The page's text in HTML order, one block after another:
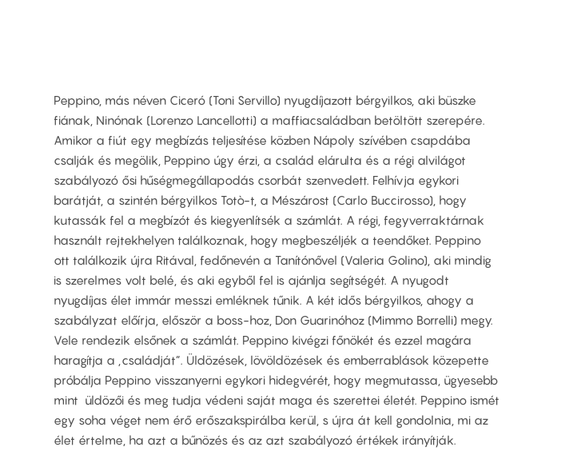
Peppino, más néven Ciceró (Toni Servillo) nyugdíjazott bérgyilkos, aki büszke
fiának, Ninónak (Lorenzo Lancellotti) a maffiacsaládban betöltött szerepére.
Amikor a fiút egy megbízás teljesítése közben Nápoly szívében csapdába
csalják és megölik, Peppino úgy érzi, a család elárulta és a régi alvilágot
szabályozó ősi hűségmegállapodás csorbát szenvedett. Felhívja egykori
barátját, a szintén bérgyilkos Totò-t, a Mészárost (Carlo Buccirosso), hogy
kutassák fel a megbízót és kiegyenlítsék a számlát. A régi, fegyverraktárnak
használt rejtekhelyen találkoznak, hogy megbeszéljék a teendőket. Peppino
ott találkozik újra Ritával, fedőnevén a Tanítónővel (Valeria Golino), aki mindig
is szerelmes volt belé, és aki egyből fel is ajánlja segítségét. A nyugodt
nyugdíjas élet immár messzi emléknek tűnik. A két idős bérgyilkos, ahogy a
szabályzat előírja, először a boss-hoz, Don Guarinóhoz (Mimmo Borrelli) megy.
Vele rendezik elsőnek a számlát. Peppino kivégzi főnökét és ezzel magára
haragítja a „családját”. Üldözések, lövöldözések és emberrablások közepette
próbálja Peppino visszanyerni egykori hidegvérét, hogy megmutassa, ügyesebb
mint üldözői és meg tudja védeni saját maga és szerettei életét. Peppino ismét
egy soha véget nem érő erőszakspirálba kerül, s újra át kell gondolnia, mi az
élet értelme, ha azt a bűnözés és az azt szabályozó értékek irányítják.